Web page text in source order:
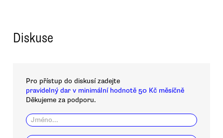
Diskuse
Pro přístup do diskusí zadejte
pravidelný dar v minimální hodnotě 50 Kč měsíčně
Děkujeme za podporu.